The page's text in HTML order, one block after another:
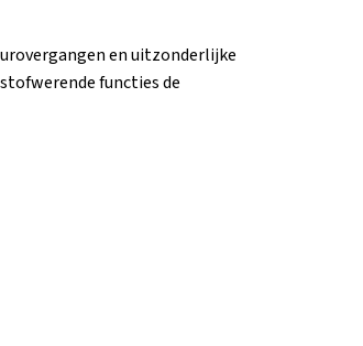
en uitzonderlijke
functies de